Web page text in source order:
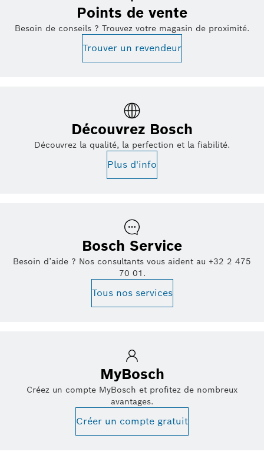
Points de vente
Besoin de conseils ? Trouvez votre magasin de proximité.
Trouver un revendeur
Découvrez Bosch
Découvrez la qualité, la perfection et la fiabilité.
Plus d'info
Bosch Service
Besoin d’aide ? Nos consultants vous aident au +32 2 475
70 01.
Tous nos services
MyBosch
Créez un compte MyBosch et profitez de nombreux
avantages.
Créer un compte gratuit